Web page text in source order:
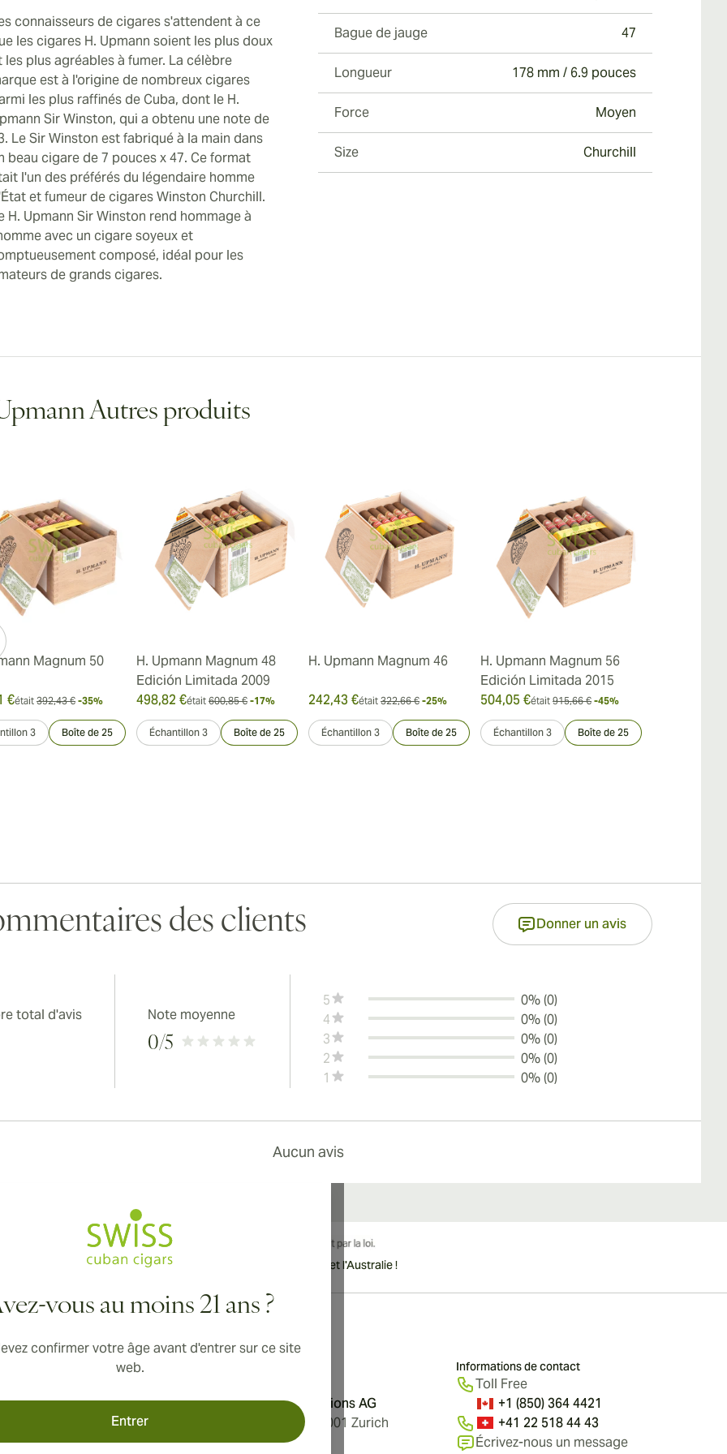
connaisseurs de cigares s'attendent à ce
les cigares H. Upmann soient les plus doux
les plus agréables à fumer. La célèbre
est à l'origine de nombreux cigares
les plus raffinés de Cuba, dont le H.
Sir Winston, qui a obtenu une note de
Le Sir Winston est fabriqué à la main dans
beau cigare de 7 pouces x 47. Ce format
l'un des préférés du légendaire homme
et fumeur de cigares Winston Churchill.
H. Upmann Sir Winston rend hommage à
avec un cigare soyeux et
composé, idéal pour les
de grands cigares.
Bague de jauge 47
Longueur 178 mm / 6.9 pouces
Force Moyen
Size Churchill
Autres produits
Magnum 50
€était 392,43 € -35%
3 Boîte de 25
H. Upmann Magnum 48
Edición Limitada 2009
498,82 €était 600,85 € -17%
Échantillon 3 Boîte de 25
H. Upmann Magnum 46
242,43 €était 322,66 € -25%
Échantillon 3 Boîte de 25
H. Upmann Magnum 56
Edición Limitada 2015
504,05 €était 915,66 € -45%
Échantillon 3 Boîte de 25
des clients Donner un avis
total d'avis Note moyenne
0/5
5
0% (0)
4
0% (0)
3
0% (0)
2
0% (0)
1
0% (0)
Aucun avis
vous au moins 21 ans ?
confirmer votre âge avant d'entrer sur ce site
web.
Entrer
internationale disponible vers le Canada, le Royaume-Uni et l'Australie !
Aromatica Distributions AG
Löwenstrasse 20, 8001 Zurich
Switzerland
nous
Informations de contact
Toll Free
+1 (850) 364 4421
+41 22 518 44 43
Écrivez-nous un message